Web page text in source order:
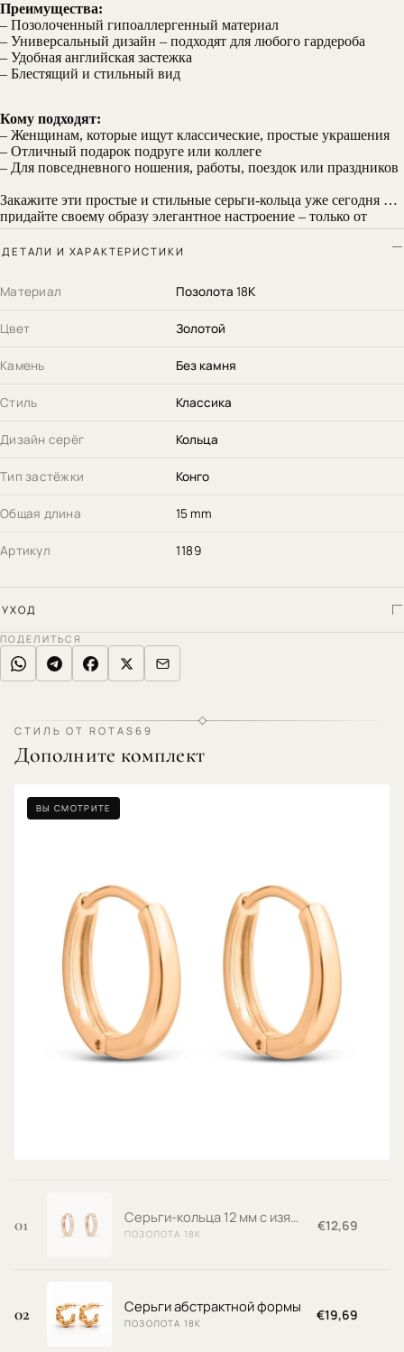
Преимущества:
– Позолоченный гипоаллергенный материал
– Универсальный дизайн – подходят для любого гардероба
– Удобная английская застежка
– Блестящий и стильный вид
Кому подходят:
– Женщинам, которые ищут классические, простые украшения
– Отличный подарок подруге или коллеге
– Для повседневного ношения, работы, поездок или праздников
Закажите эти простые и стильные серьги-кольца уже сегодня и
придайте своему образу элегантное настроение – только от
ROTAS69!
ДЕТАЛИ И ХАРАКТЕРИСТИКИ
Материал Позолота 18К
Цвет Золотой
Камень Без камня
Стиль Классика
Дизайн серёг Кольца
Тип застёжки Конго
Общая длина 15 mm
Артикул 1189
УХОД
ПОДЕЛИТЬСЯ
СТИЛЬ ОТ ROTAS69
Дополните комплект
ВЫ СМОТРИТЕ
01 Серьги-кольца 12 мм с изящным акцентом из камня
ПОЗОЛОТА 18К
€12,69
02 Серьги абстрактной формы
ПОЗОЛОТА 18К
€19,69